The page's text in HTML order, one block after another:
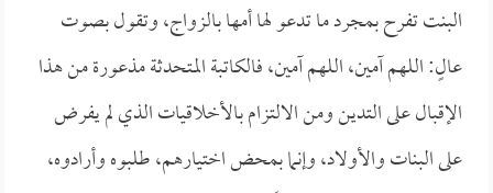
البنت تفرح بمجرد ما تدعو لها أمها بالزواج، وتقول بصوت
عالٍ: اللهم آمين، اللهم آمين، فالكاتبة المتحدثة مذعورة من هذا
الإقبال على التدين ومن الالتزام بالأخلاقيات الذي لم يفرض
على البنات والأولاد، وإنما بمحض اختيارهم، طلبوه وأرادوه،